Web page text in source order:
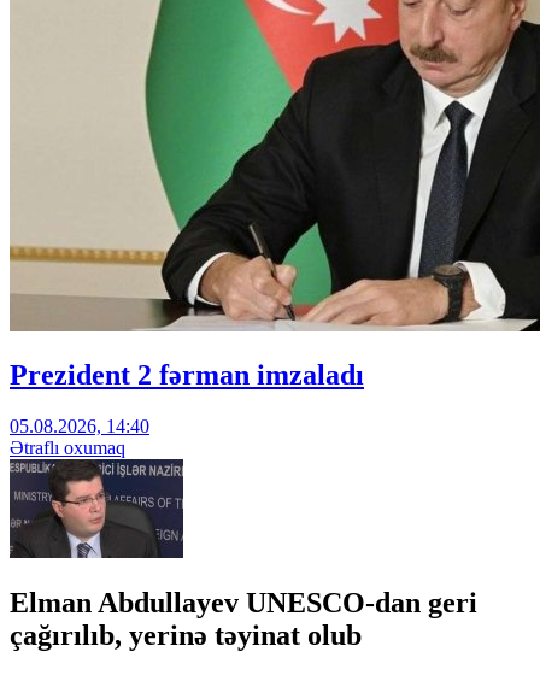
Prezident 2 fərman imzaladı
05.08.2026, 14:40
Ətraflı oxumaq
Elman Abdullayev UNESCO-dan geri
çağırılıb, yerinə təyinat olub